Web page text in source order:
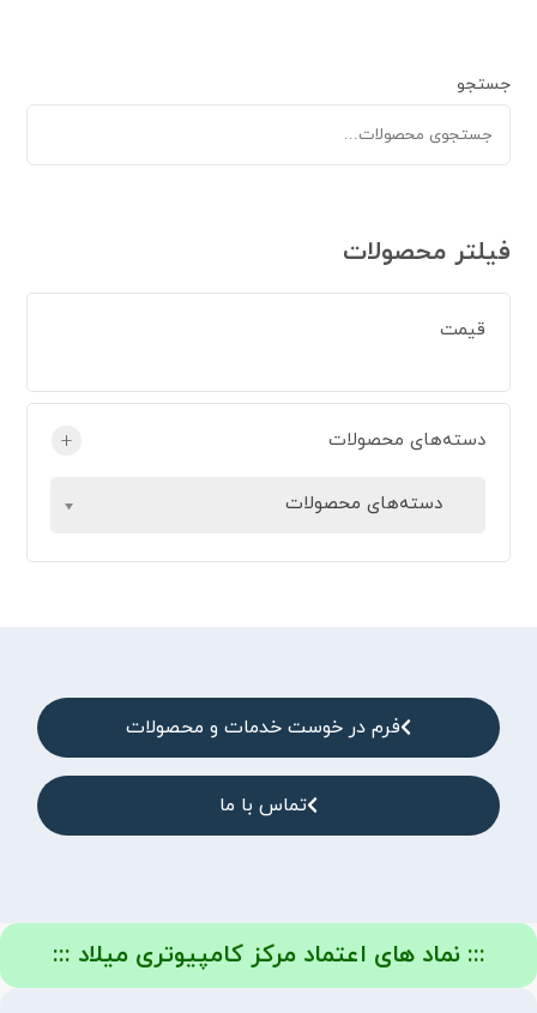
جستجو
فیلتر محصولات
قیمت
دسته‌های محصولات +
دسته‌های محصولات
فرم در خوست خدمات و محصولات
تماس با ما
::: نماد های اعتماد مرکز کامپیوتری میلاد :::